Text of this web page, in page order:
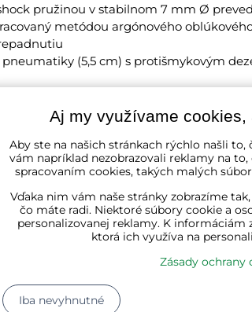
pružinou v stabilnom 7 mm Ø
metódou argónového
(5,5 cm) s protišmykovým
z PU odolným voči nečistotám
pre vyššiu bezpečnosť proti skĺznutiu
50,5 do 55 cm pomocou rýchloupínaka
ochranou a protišmykovým
priemyselným tlmičom pre vyššiu
dohľadom dospelej osoby.
Nevhodné pre jazdu po cestnej
ako 3 roky.
Aj my využívame
Aby ste na našich stránkach rýchlo našli
vám napríklad nezobrazovali reklamy na
spracovaním cookies, takých malých
Vďaka nim vám naše stránky zobrazíme
čo máte radi. Niektoré súbory cookie a
personalizovanej reklamy. K
ktorá ich využíva na
Zásady ochrany
Iba nevyhnutné